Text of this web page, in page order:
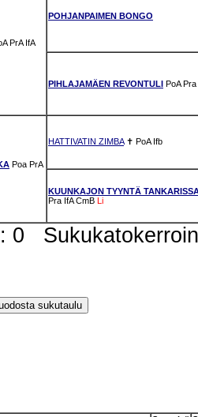
PrA IfA
POHJANPAIMEN BONGO
PIHLAJAMÄEN REVONTULI PoA Pra
Poa PrA
HATTIVATIN ZIMBA✝ PoA Ifb
KUUNKAJON TYYNTÄ
Pra IfA CmB Li
0